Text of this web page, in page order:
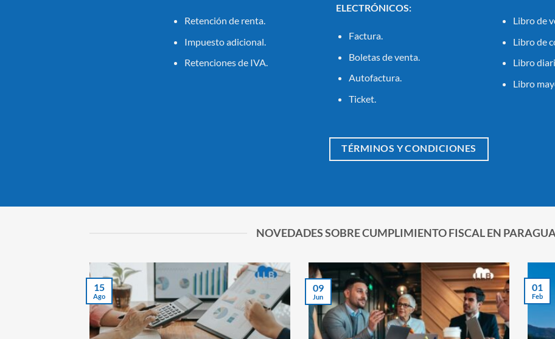
Retención de renta.
Impuesto adicional.
Retenciones de IVA.
ELECTRÓNICOS:
Factura.
Boletas de venta.
Autofactura.
Ticket.
Libro de
Libro de
Libro
Libro
TÉRMINOS Y CONDICIONES
NOVEDADES SOBRE CUMPLIMIENTO FISCAL EN
15
Ago
09
Jun
01
Feb